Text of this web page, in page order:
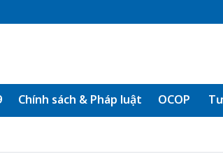
Chính sách & Pháp luật OCOP